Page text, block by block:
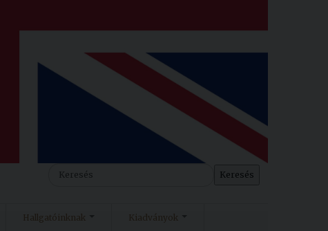
Keresés
Hallgatóinknak Kiadványok